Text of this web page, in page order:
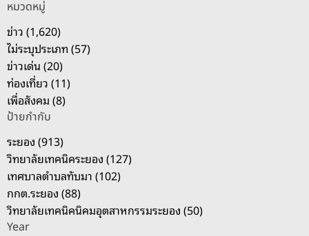
รั
บ
:
หมวดหมู่
ข่าว (1,620)
ไม่ระบุประเภท (57)
ข่าวเด่น (20)
ท่องเที่ยว (11)
เพื่อสังคม (8)
ป้ายกำกับ
ระยอง (913)
วิทยาลัยเทคนิคระยอง (127)
เทศบาลตำบลทับมา (102)
กกต.ระยอง (88)
วิทยาลัยเทคนิคนิคมอุตสาหกรรมระยอง (50)
Year